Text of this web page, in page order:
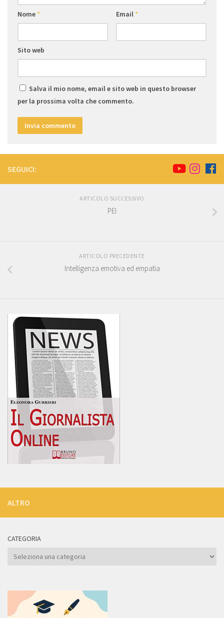
Nome* Email*
Sito web
Salva il mio nome, email e sito web in questo browser
per la prossima volta che commento.
SEGUICI:
ARTICOLO SUCCESSIVO
PEI
ARTICOLO PRECEDENTE
Intelligenza emotiva ed empatia
ALTRO
CATEGORIA
Categoria